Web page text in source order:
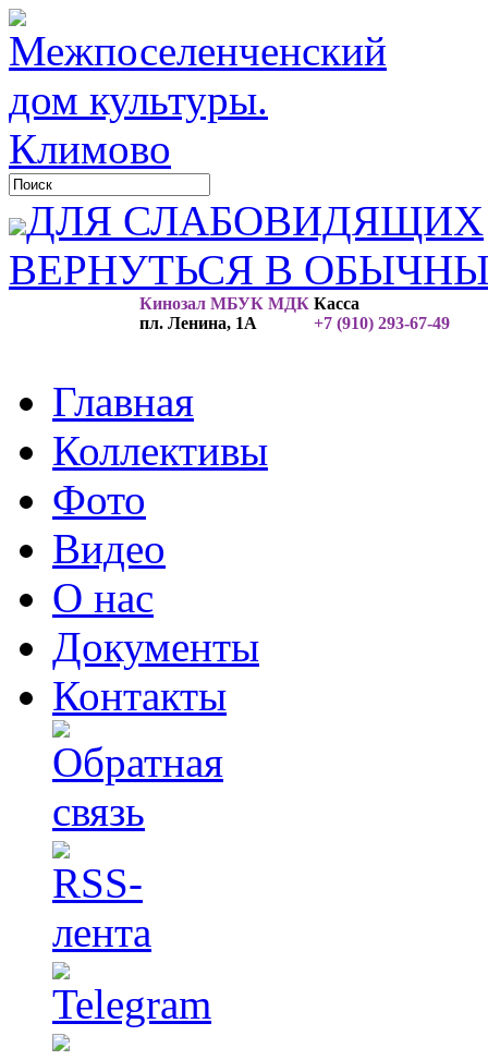
ДЛЯ СЛАБОВИДЯЩИХ
ВЕРНУТЬСЯ В
Кинозал МБУК МДК
пл. Ленина, 1А
Касса
+7 (910) 293-67-49
Главная
Коллективы
Фото
Видео
О нас
Документы
Контакты